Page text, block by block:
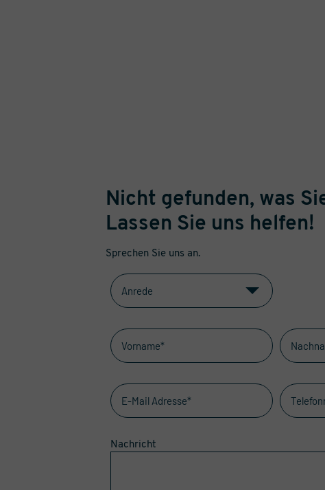
Nicht gefunden, was
Lassen Sie uns helfen!
Sprechen Sie uns an.
Nachricht